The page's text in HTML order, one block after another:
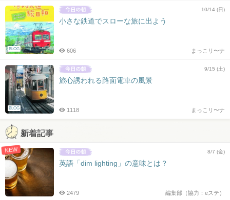
BLOG
10/14 (日)
小さな鉄道でスローな旅に出よう
まっこリ〜ナ
606
BLOG
9/15 (土)
旅心誘われる路面電車の風景
まっこリ〜ナ
1118
新着記事
NEW 8/7 (金)
英語「dim lighting」の意味とは？
編集部（協力：eステ）
2479